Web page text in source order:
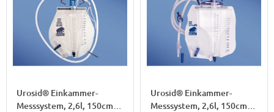
Urosid® Einkammer-
Messsystem, 2,6l, 150cm,
Urosid® Einkammer-
Messsystem, 2,6l, 150cm,